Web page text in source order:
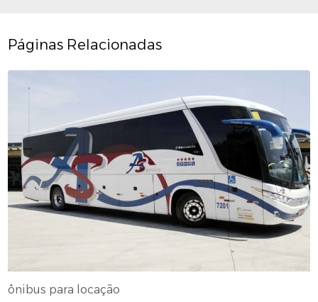
Páginas Relacionadas
ônibus para locação